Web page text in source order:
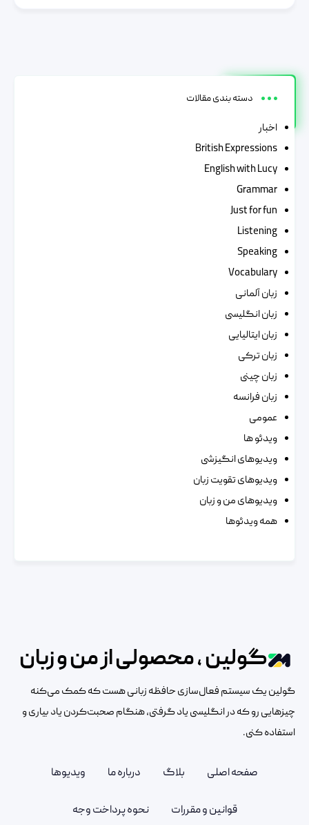
دسته بندی مقالات
اخبار
British Expressions
English with Lucy
Grammar
Just for fun
Listening
Speaking
Vocabulary
زبان آلمانی
زبان انگلیسی
زبان ایتالیایی
زبان ترکی
زبان چینی
زبان فرانسه
عمومی
ویدئو ها
ویدیوهای انگیزشی
ویدیوهای تقویت زبان
ویدیوهای من و زبان
همه ویدئوها
گولین ، محصولی از من و زبان
گولین یک سیستم فعال‌سازی حافظه زبانی هست که کمک می‌کنه
چیزهایی رو که در انگلیسی یاد گرفتی، هنگام صحبت‌کردن یاد بیاری و
استفاده کنی.
صفحه اصلی بلاگ درباره ما ویدیوها
قوانین و مقررات نحوه پرداخت وجه